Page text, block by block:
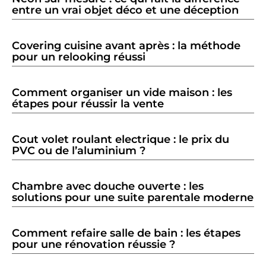
entre un vrai objet déco et une déception
Covering cuisine avant après : la méthode
pour un relooking réussi
Comment organiser un vide maison : les
étapes pour réussir la vente
Cout volet roulant electrique : le prix du
PVC ou de l’aluminium ?
Chambre avec douche ouverte : les
solutions pour une suite parentale moderne
Comment refaire salle de bain : les étapes
pour une rénovation réussie ?